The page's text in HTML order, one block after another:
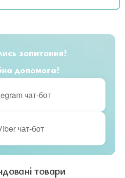
запитання?
допомога?
чат-бот
чат-бот
товари